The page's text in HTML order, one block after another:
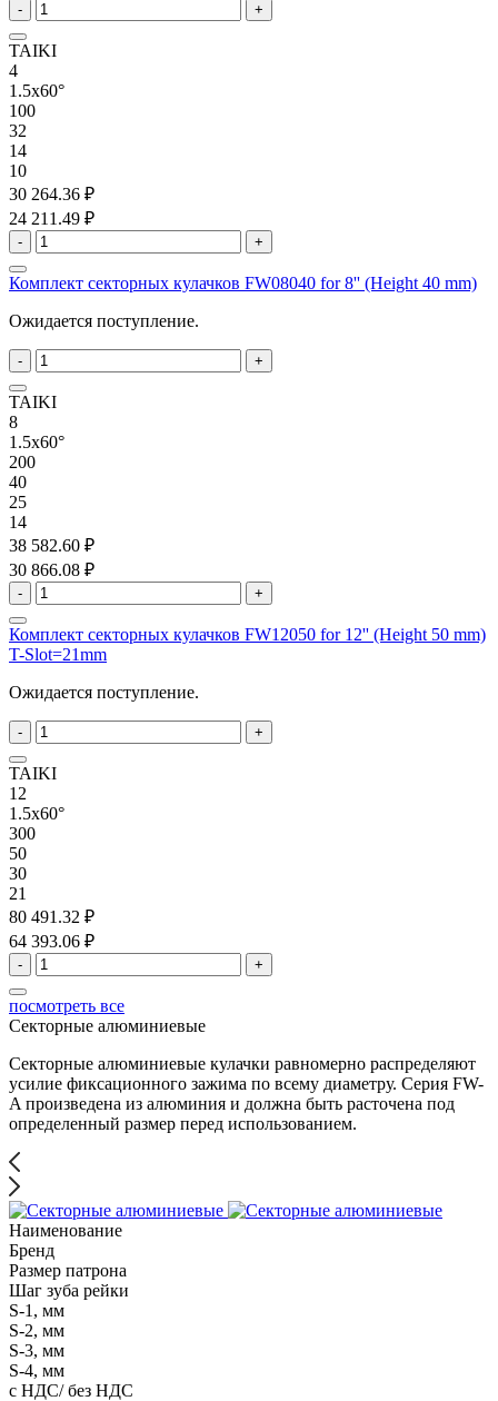
- +
TAIKI
4
1.5x60°
100
32
14
10
30 264.36 ₽
24 211.49 ₽
- +
Комплект секторных кулачков FW08040 for 8'' (Height 40 mm)
Ожидается поступление.
- +
TAIKI
8
1.5x60°
200
40
25
14
38 582.60 ₽
30 866.08 ₽
- +
Комплект секторных кулачков FW12050 for 12'' (Height 50 mm)
T-Slot=21mm
Ожидается поступление.
- +
TAIKI
12
1.5x60°
300
50
30
21
80 491.32 ₽
64 393.06 ₽
- +
посмотреть все
Секторные алюминиевые
Секторные алюминиевые кулачки равномерно распределяют
усилие фиксационного зажима по всему диаметру. Серия FW-
A произведена из алюминия и должна быть расточена под
определенный размер перед использованием.
Наименование
Бренд
Размер патрона
Шаг зуба рейки
S-1, мм
S-2, мм
S-3, мм
S-4, мм
с НДС/ без НДС